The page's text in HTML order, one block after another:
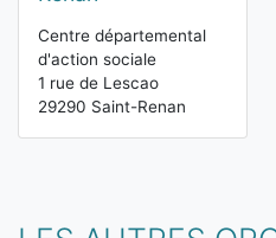
Centre départemental
d'action sociale
1 rue de Lescao
29290 Saint-Renan